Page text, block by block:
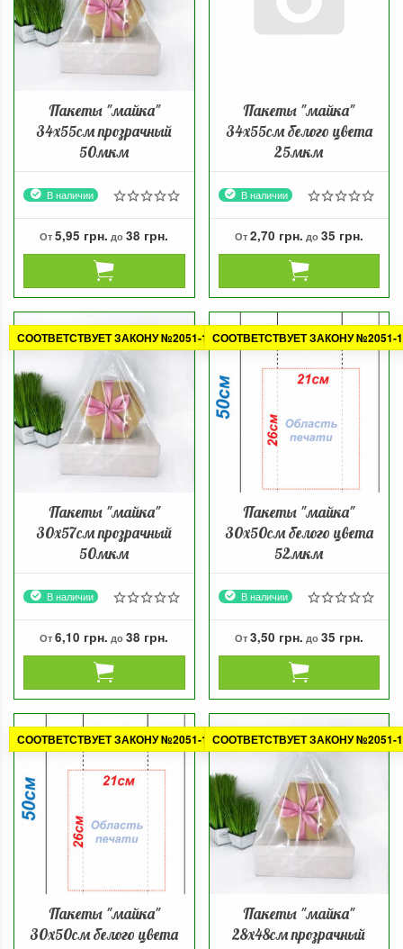
Пакеты "майка"
34х55см прозрачный
50мкм
В наличии
От5,95 грн. до38 грн.
Пакеты "майка"
34х55см белого цвета
25мкм
В наличии
От 2,70 грн. до 35 грн.
СООТВЕТСТВУЕТ ЗАКОНУ №2051-1
Пакеты "майка"
30х57см прозрачный
50мкм
В наличии
От6,10 грн. до38 грн.
СООТВЕТСТВУЕТ ЗАКОНУ №2051-1
Пакеты "майка"
30х50см белого цвета
52мкм
В наличии
От 3,50 грн. до 35 грн.
СООТВЕТСТВУЕТ ЗАКОНУ №2051-1
Пакеты "майка"
30х50см белого цвета
СООТВЕТСТВУЕТ ЗАКОНУ №2051-1
Пакеты "майка"
28х48см прозрачный